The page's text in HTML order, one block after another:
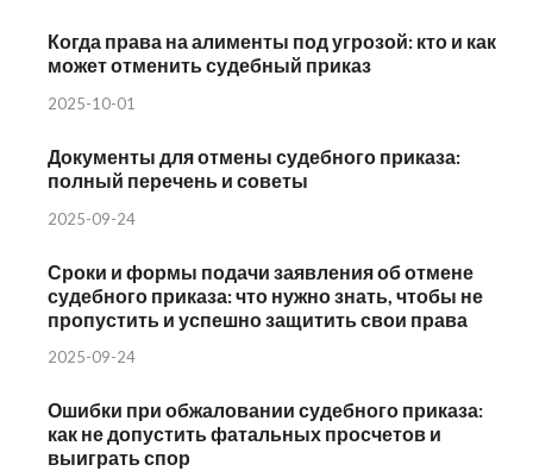
Когда права на алименты под угрозой: кто и как
может отменить судебный приказ
2025-10-01
Документы для отмены судебного приказа:
полный перечень и советы
2025-09-24
Сроки и формы подачи заявления об отмене
судебного приказа: что нужно знать, чтобы не
пропустить и успешно защитить свои права
2025-09-24
Ошибки при обжаловании судебного приказа:
как не допустить фатальных просчетов и
выиграть спор